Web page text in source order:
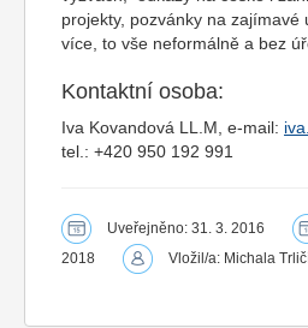
projekty, pozvánky na zajímavé
více, to vše neformálně a bez
Kontaktní osoba:
Iva Kovandová LL.M, e-mail:
tel.: +420 950 192 991
Uveřejněno: 31. 3. 2016
2018
Vložil/a: Michala